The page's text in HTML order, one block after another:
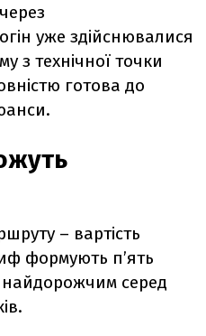
уже здійснювалися
з технічної точки
готова до
– вартість
формують п’ять
серед